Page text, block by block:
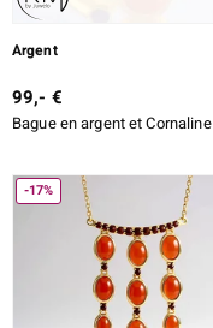
Argent
99,- €
Bague en argent et Cornaline
-17%